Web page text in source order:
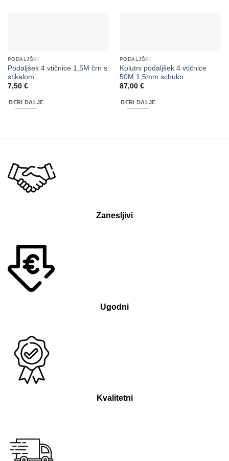
PODALJŠKI
Podaljšek 4 vtičnice 1,5M črn s
stikalom
7,50 €
BERI DALJE
PODALJŠKI
Kolutni podaljšek 4 vtičnice
50M 1,5mm schuko
87,00 €
BERI DALJE
Zanesljivi
Ugodni
Kvalitetni